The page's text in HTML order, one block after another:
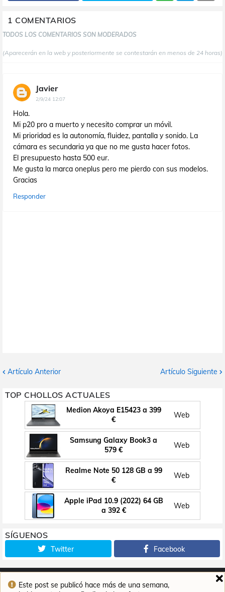
Este post se publicó hace más de una semana,
1 COMENTARIOS
TODOS LOS COMENTARIOS SON MODERADOS
(Aparecerán en la web y posteriormente se contestarán en menos de 24 horas)
Javier
2/9/24 12:07
Hola.
Mi p20 pro a muerto y necesito comprar un móvil.
Mi prioridad es la autonomía, fluidez, pantalla y sonido. La
cámara es secundaria ya que no me gusta hacer fotos.
El presupuesto hasta 500 eur.
Me gusta la marca oneplus pero me pierdo con sus modelos.
Gracias
Responder
Artículo Anterior Artículo Siguiente
TOP CHOLLOS ACTUALES
Medion Akoya E15423 a 399
€
Web
Samsung Galaxy Book3 a
579 €
Web
Realme Note 50 128 GB a 99
€
Web
Apple iPad 10.9 (2022) 64 GB
a 392 €
Web
SÍGUENOS
Twitter Facebook
Inicio Contacto Aviso legal Política de cookies